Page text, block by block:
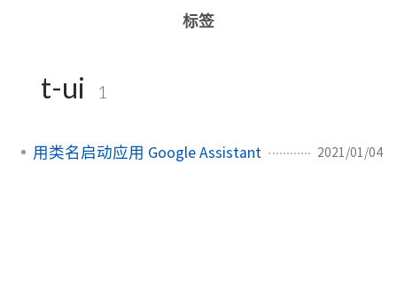
标签
t-ui 1
用类名启动应用 Google Assistant 2021/01/04